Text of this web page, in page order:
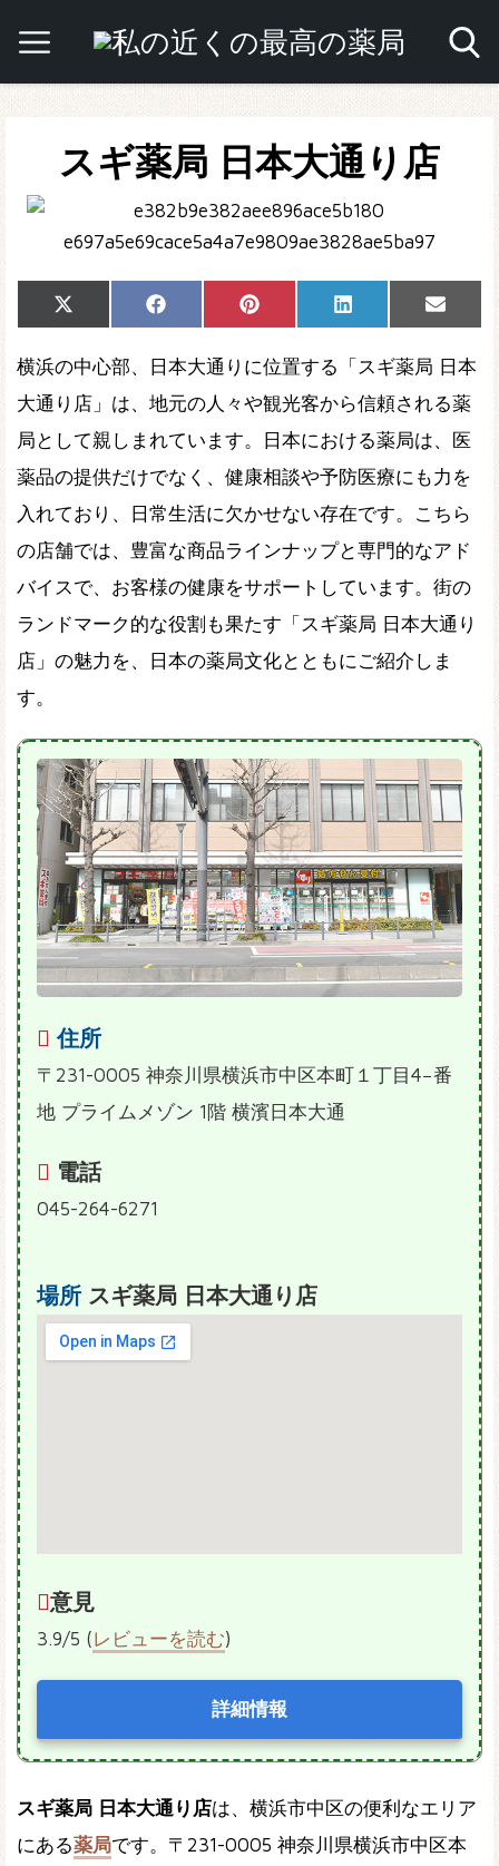
スギ薬局 日本大通り店
Share
on
X
(Twitter)
Share
on
Facebook Share
on
Pinterest Share
on
LinkedIn
Share
on
Email
横浜の中心部、日本大通りに位置する「スギ薬局 日本
大通り店」は、地元の人々や観光客から信頼される薬
局として親しまれています。日本における薬局は、医
薬品の提供だけでなく、健康相談や予防医療にも力を
入れており、日常生活に欠かせない存在です。こちら
の店舗では、豊富な商品ラインナップと専門的なアド
バイスで、お客様の健康をサポートしています。街の
ランドマーク的な役割も果たす「スギ薬局 日本大通り
店」の魅力を、日本の薬局文化とともにご紹介しま
す。
住所
〒231-0005 神奈川県横浜市中区本町１丁目4−番
地 プライムメゾン 1階 横濱日本大通
電話
045-264-6271
場所 スギ薬局 日本大通り店
意見
3.9/5 (レビューを読む)
詳細情報
スギ薬局 日本大通り店は、横浜市中区の便利なエリア
にある薬局です。〒231-0005 神奈川県横浜市中区本